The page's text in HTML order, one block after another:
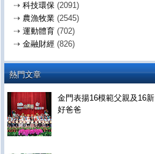
⇢ 科技環保 (2091)
⇢ 農漁牧業 (2545)
⇢ 運動體育 (702)
⇢ 金融財經 (826)
熱門文章
金門表揚16模範父親及16新
好爸爸